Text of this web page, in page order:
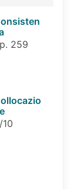
259
10